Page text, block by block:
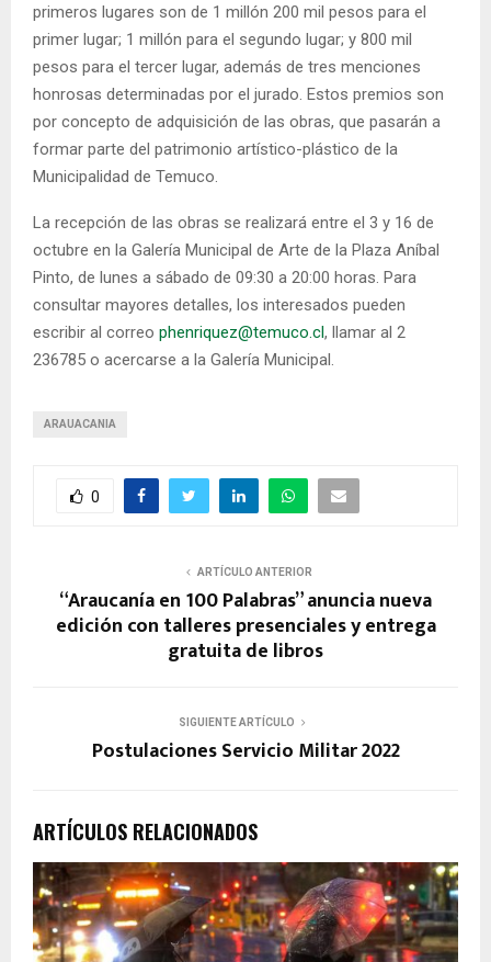
primeros lugares son de 1 millón 200 mil pesos para el
primer lugar; 1 millón para el segundo lugar; y 800 mil
pesos para el tercer lugar, además de tres menciones
honrosas determinadas por el jurado. Estos premios son
por concepto de adquisición de las obras, que pasarán a
formar parte del patrimonio artístico-plástico de la
Municipalidad de Temuco.
La recepción de las obras se realizará entre el 3 y 16 de
octubre en la Galería Municipal de Arte de la Plaza Aníbal
Pinto, de lunes a sábado de 09:30 a 20:00 horas. Para
consultar mayores detalles, los interesados pueden
escribir al correo phenriquez@temuco.cl, llamar al 2
236785 o acercarse a la Galería Municipal.
ARAUACANIA
0
ARTÍCULO ANTERIOR
“Araucanía en 100 Palabras” anuncia nueva
edición con talleres presenciales y entrega
gratuita de libros
SIGUIENTE ARTÍCULO
Postulaciones Servicio Militar 2022
ARTÍCULOS RELACIONADOS